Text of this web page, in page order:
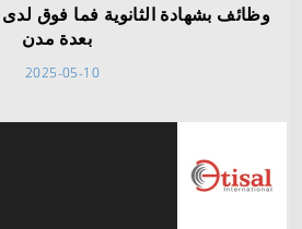
وظائف بشهادة الثانوية فما فوق
بعدة مدن
2025-05-10